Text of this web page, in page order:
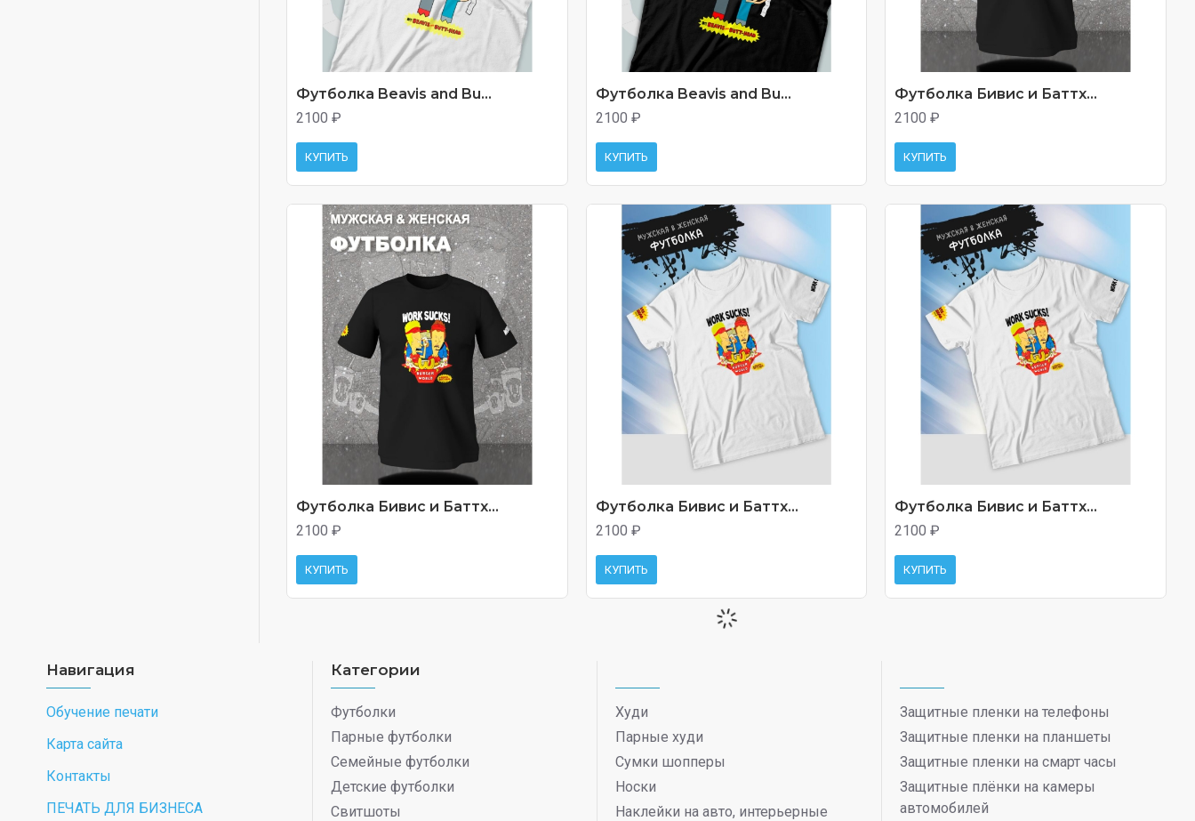
Футболка Beavis and Bu...
2100 ₽
КУПИТЬ
Футболка Beavis and Bu...
2100 ₽
КУПИТЬ
Футболка Бивис и Баттх...
2100 ₽
КУПИТЬ
Футболка Бивис и Баттх...
2100 ₽
КУПИТЬ
Футболка Бивис и Баттх...
2100 ₽
КУПИТЬ
Футболка Бивис и Баттх...
2100 ₽
КУПИТЬ